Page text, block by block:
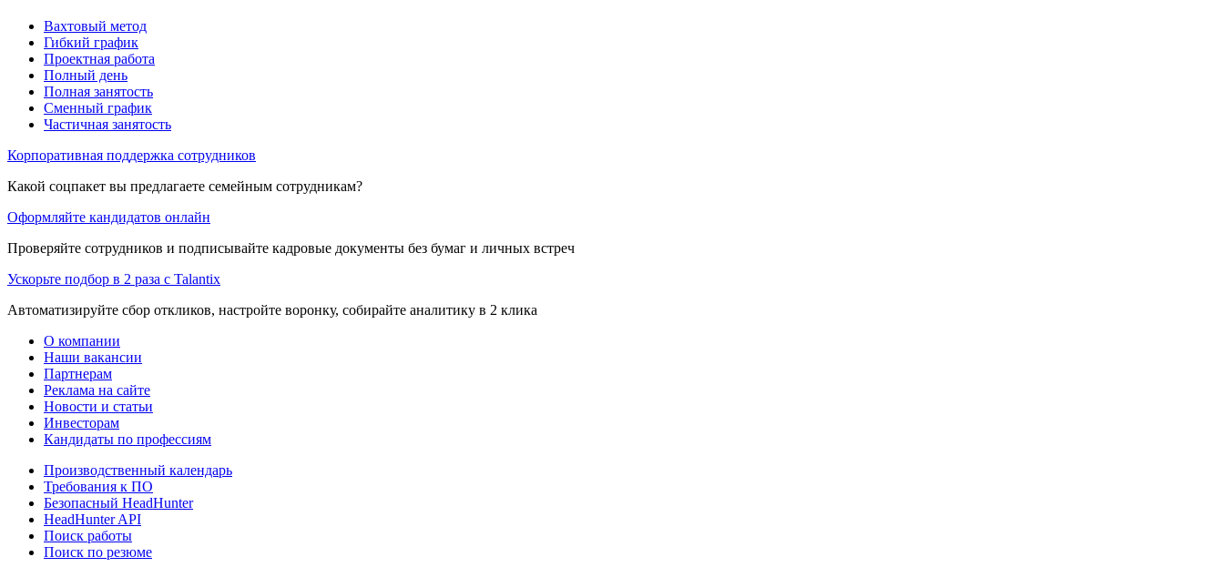
Вахтовый метод
Гибкий график
Проектная работа
Полный день
Полная занятость
Сменный график
Частичная занятость
Корпоративная поддержка сотрудников
Какой соцпакет вы предлагаете семейным сотрудникам?
Оформляйте кандидатов онлайн
Проверяйте сотрудников и подписывайте кадровые документы без бумаг и личных встреч
Ускорьте подбор в 2 раза с Talantix
Автоматизируйте сбор откликов, настройте воронку, собирайте аналитику в 2 клика
О компании
Наши вакансии
Партнерам
Реклама на сайте
Новости и статьи
Инвесторам
Кандидаты по профессиям
Производственный календарь
Требования к ПО
Безопасный HeadHunter
HeadHunter API
Поиск работы
Поиск по резюме